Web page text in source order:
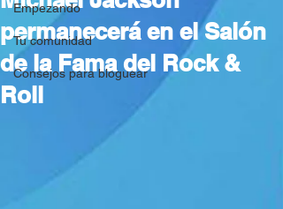
Empezando
Tu comunidad
Consejos para bloguear
permanecerá en el Salón
de la Fama del Rock &
Roll